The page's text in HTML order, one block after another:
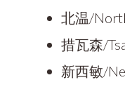
北温/
措瓦森/
新西敏/